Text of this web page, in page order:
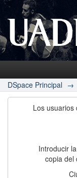
UADE
DSpace Principal →
Los
Introducir
copia del